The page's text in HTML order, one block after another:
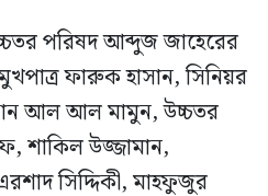
পরিষদ আব্দুজ জাহেরের
ফারুক হাসান, সিনিয়র
আল আল মামুন, উচ্চতর
শাকিল উজ্জামান,
সিদ্দিকী, মাহফুজুর